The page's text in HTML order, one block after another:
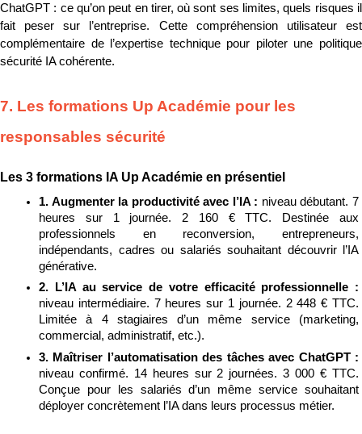
ChatGPT : ce qu’on peut en tirer, où sont ses limites, quels risques il
fait peser sur l’entreprise. Cette compréhension utilisateur est
complémentaire de l’expertise technique pour piloter une politique
sécurité IA cohérente.
7. Les formations Up Académie pour les
responsables sécurité
Les 3 formations IA Up Académie en présentiel
1. Augmenter la productivité avec l’IA : niveau débutant. 7
heures sur 1 journée. 2 160 € TTC. Destinée aux
professionnels en reconversion, entrepreneurs,
indépendants, cadres ou salariés souhaitant découvrir l’IA
générative.
niveau intermédiaire. 7 heures sur 1 journée. 2 448 € TTC.
Limitée à 4 stagiaires d’un même service (marketing,
commercial, administratif, etc.).
niveau confirmé. 14 heures sur 2 journées. 3 000 € TTC.
Conçue pour les salariés d’un même service souhaitant
déployer concrètement l’IA dans leurs processus métier.